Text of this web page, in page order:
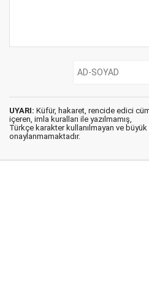
UYARI: Küfür, hakaret, rencide edici
içeren, imla kuralları ile yazılmamış,
Türkçe karakter kullanılmayan ve
onaylanmamaktadır.